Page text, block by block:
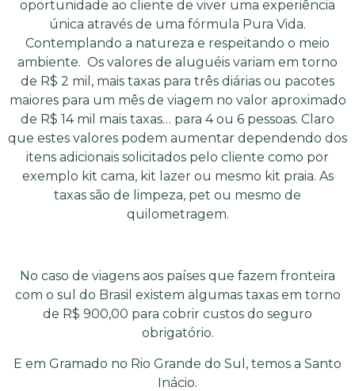
oportunidade ao cliente de viver uma experiência
única através de uma fórmula Pura Vida.
Contemplando a natureza e respeitando o meio
ambiente. Os valores de aluguéis variam em torno
de R$ 2 mil, mais taxas para três diárias ou pacotes
maiores para um mês de viagem no valor aproximado
de R$ 14 mil mais taxas… para 4 ou 6 pessoas. Claro
que estes valores podem aumentar dependendo dos
itens adicionais solicitados pelo cliente como por
exemplo kit cama, kit lazer ou mesmo kit praia. As
taxas são de limpeza, pet ou mesmo de
quilometragem.
No caso de viagens aos países que fazem fronteira
com o sul do Brasil existem algumas taxas em torno
de R$ 900,00 para cobrir custos do seguro
obrigatório.
E em Gramado no Rio Grande do Sul, temos a Santo
Inácio.